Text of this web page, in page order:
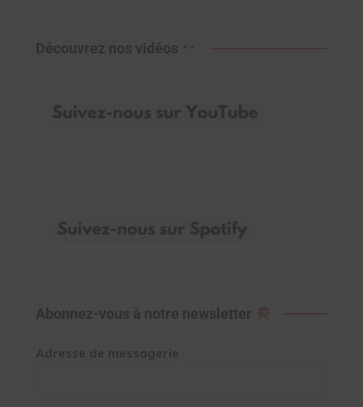
Découvrez nos vidéos
Abonnez-vous à notre newsletter
Adresse de messagerie